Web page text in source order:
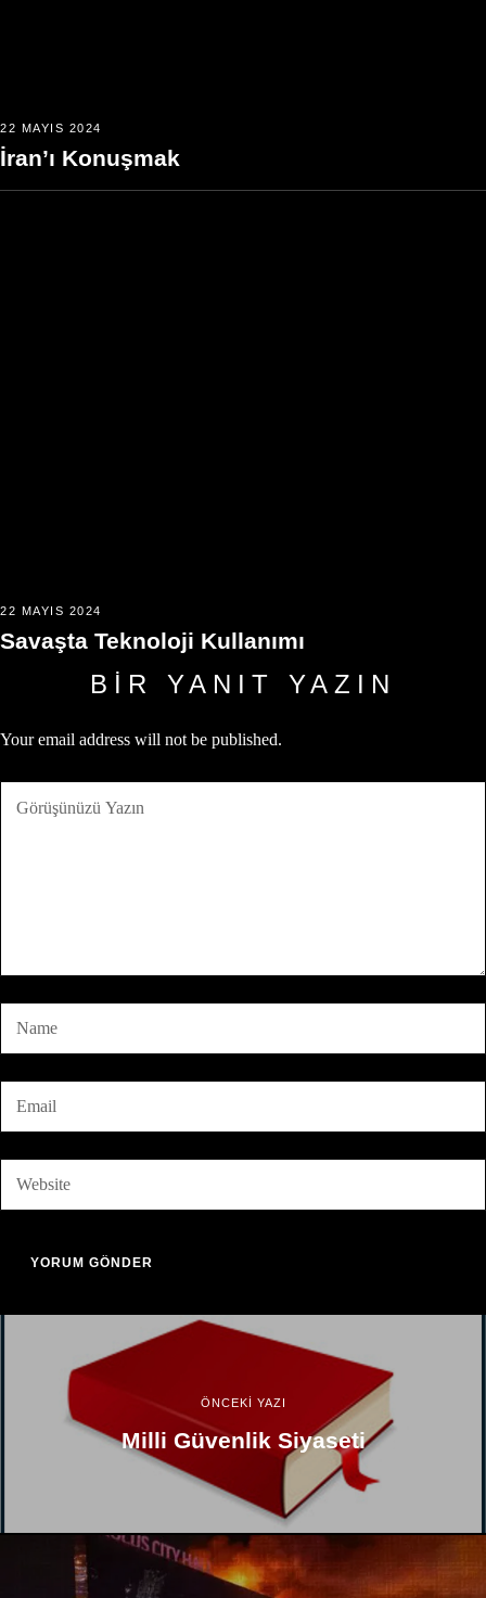
22 MAYIS 2024
İran’ı Konuşmak
22 MAYIS 2024
Savaşta Teknoloji Kullanımı
BIR YANIT YAZIN
Your email address will not be published.
ÖNCEKİ YAZI
Milli Güvenlik Siyaseti